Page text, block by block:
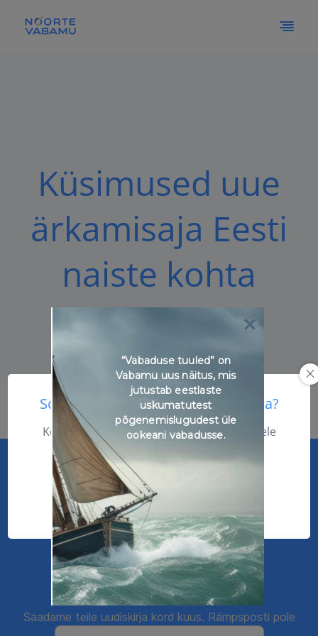
Soovid selle kursuse sisuga tutvuda?
Kõik põnevad kursused siit edasi. Kursusele
registreerumiseks palun logi sisse.
SISENE ÕPIKESKKONDA
Küsimused uue
ärkamisaja Eesti
naiste kohta
Liitu meie uudiskirjaga
Saadame teile uudiskirja kord kuus. Rämpsposti pole
Vaata siia
“Vabaduse tuuled” on
Vabamu uus näitus, mis
jutustab eestlaste
uskumatutest
põgenemislugudest üle
ookeani vabadusse.